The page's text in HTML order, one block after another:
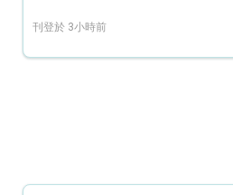
刊登於 3小時前